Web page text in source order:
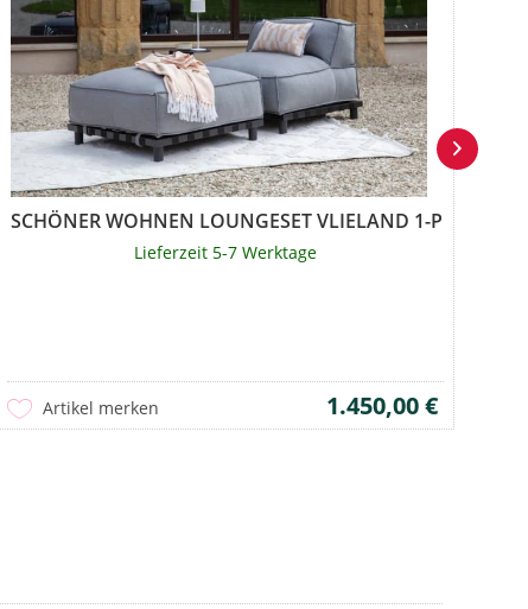
SCHÖNER WOHNEN LOUNGESET VLIELAND 1-PERSON
Lieferzeit 5-7 Werktage
Artikel merken 1.450,00 €